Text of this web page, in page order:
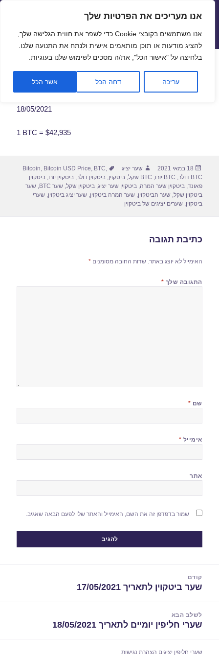
פתח
אנו מעריכים את הפרטיות שלך
אנו משתמשים בקובצי Cookie כדי לשפר את חווית הגלישה שלך,
להציג מודעות או תוכן מותאמים אישית ולנתח את התנועה שלנו.
בלחיצה על "אישור הכל", את/ה מסכים לשימוש שלנו בעוגיות.
עריכה דחה הכל אשר הכל
שערי חליפין יציגים – שער יציג
תפריטים
ווידג'טים
שער ביטקוין לתאריך 18/05/2021
18/05/2021
1 BTC = $42,935
פורסם
בתאריך
18 במאי 2021 מחבר
שער יציג תגיות Bitcoin, Bitcoin USD Price, BTC,
BTC דולר
, BTC יורו , BTC שקל ,ביטקוין,ביטקוין דולר,ביטקוין יורו,ביטקוין
פאונד,ביטקוין שער המרה,ביטקוין שער יציג,ביטקוין שקל,שער BTC ,שער
ביטקוין שקל,שער הביטקוין,שער המרה ביטקוין,שער יציג ביטקוין,שערי
ביטקוין,שערים יציגים של ביטקוין
כתיבת תגובה
האימייל לא יוצג באתר. שדות החובה מסומנים*
התגובה שלך *
שם *
אימייל *
אתר
שמור בדפדפן זה את השם, האימייל והאתר שלי לפעם הבאה שאגיב.
קודם
הפוסט
שער ביטקוין לתאריך 17/05/2021
לשלב הבא
הפוסט
שערי חליפין יומיים לתאריך 18/05/2021
שערי חליפין יציגים הצהרת נגישות